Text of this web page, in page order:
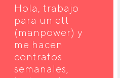
Hola, trabajo
para un ett
(manpower) y
me hacen
contratos
semanales,